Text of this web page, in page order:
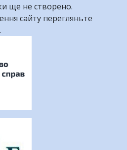
ще не створено.
сайту перегляньте
.